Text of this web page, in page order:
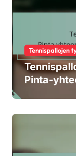
Tennispallojen
Pinta-